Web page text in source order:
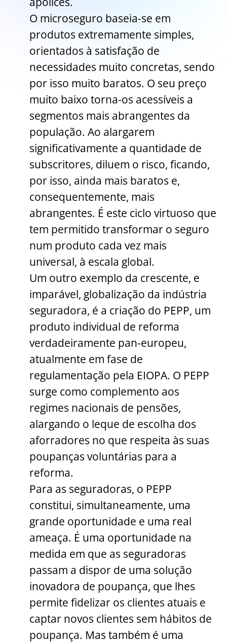
O microseguro baseia-se em
produtos extremamente simples,
orientados à satisfação de
necessidades muito concretas, sendo
por isso muito baratos. O seu preço
muito baixo torna-os acessíveis a
segmentos mais abrangentes da
população. Ao alargarem
significativamente a quantidade de
subscritores, diluem o risco, ficando,
por isso, ainda mais baratos e,
consequentemente, mais
abrangentes. É este ciclo virtuoso que
tem permitido transformar o seguro
num produto cada vez mais
universal, à escala global.
Um outro exemplo da crescente, e
imparável, globalização da indústria
seguradora, é a criação do PEPP, um
produto individual de reforma
verdadeiramente pan-europeu,
atualmente em fase de
regulamentação pela EIOPA. O PEPP
surge como complemento aos
regimes nacionais de pensões,
alargando o leque de escolha dos
aforradores no que respeita às suas
poupanças voluntárias para a
reforma.
Para as seguradoras, o PEPP
constitui, simultaneamente, uma
grande oportunidade e uma real
ameaça. É uma oportunidade na
medida em que as seguradoras
passam a dispor de uma solução
inovadora de poupança, que lhes
permite fidelizar os clientes atuais e
captar novos clientes sem hábitos de
poupança. Mas também é uma